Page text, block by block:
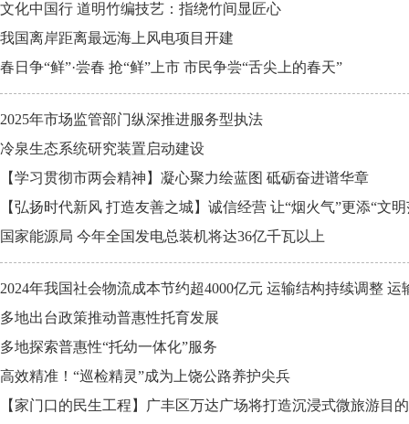
文化中国行 道明竹编技艺：指绕竹间显匠心
我国离岸距离最远海上风电项目开建
春日争“鲜”·尝春 抢“鲜”上市 市民争尝“舌尖上的春天”
2025年市场监管部门纵深推进服务型执法
冷泉生态系统研究装置启动建设
【学习贯彻市两会精神】凝心聚力绘蓝图 砥砺奋进谱华章
【弘扬时代新风 打造友善之城】诚信经营 让“烟火气”更添“文明
国家能源局 今年全国发电总装机将达36亿千瓦以上
2024年我国社会物流成本节约超4000亿元 运输结构持续调整 运
多地出台政策推动普惠性托育发展
多地探索普惠性“托幼一体化”服务
高效精准！“巡检精灵”成为上饶公路养护尖兵
【家门口的民生工程】广丰区万达广场将打造沉浸式微旅游目